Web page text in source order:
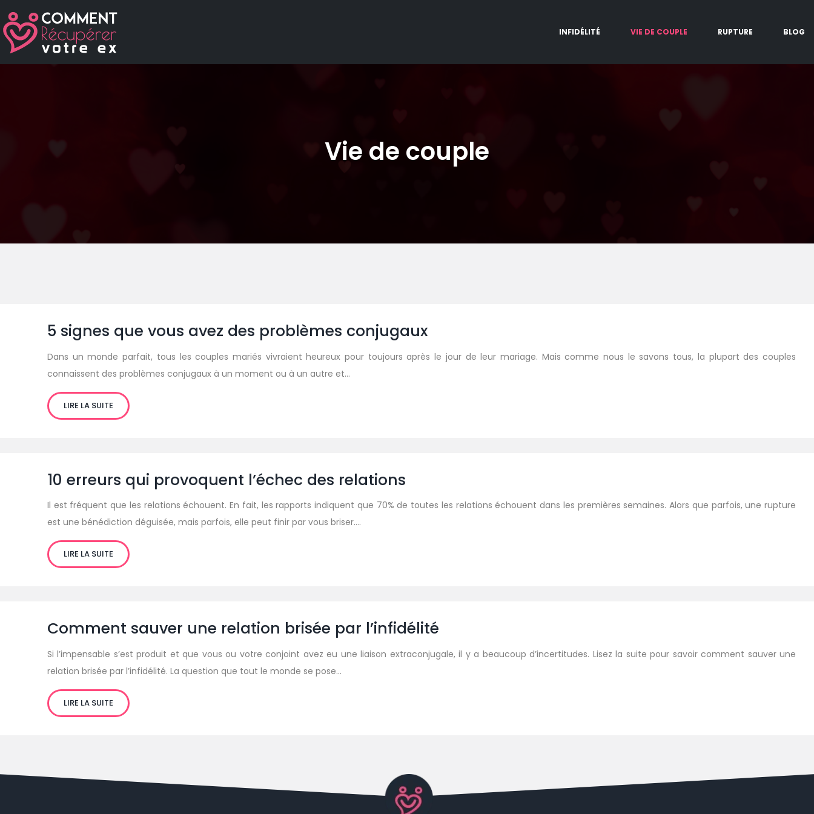
INFIDÉLITÉ VIE DE COUPLE RUPTURE BLOG
Vie de couple
5 signes que vous avez des problèmes conjugaux
Dans un monde parfait, tous les couples mariés vivraient heureux pour toujours après le jour de leur mariage. Mais comme nous le savons tous, la plupart des couples
connaissent des problèmes conjugaux à un moment ou à un autre et…
LIRE LA SUITE
10 erreurs qui provoquent l’échec des relations
Il est fréquent que les relations échouent. En fait, les rapports indiquent que 70% de toutes les relations échouent dans les premières semaines. Alors que parfois, une rupture
est une bénédiction déguisée, mais parfois, elle peut finir par vous briser….
LIRE LA SUITE
Comment sauver une relation brisée par l’infidélité
Si l’impensable s’est produit et que vous ou votre conjoint avez eu une liaison extraconjugale, il y a beaucoup d’incertitudes. Lisez la suite pour savoir comment sauver une
relation brisée par l’infidélité. La question que tout le monde se pose…
LIRE LA SUITE